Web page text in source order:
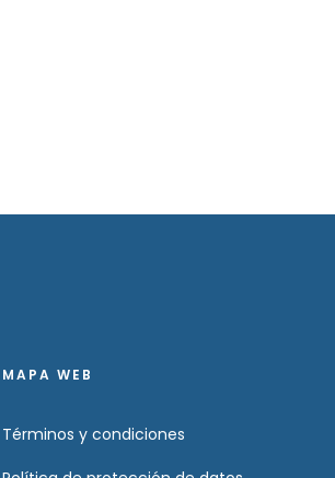
MAPA WEB
Términos y condiciones